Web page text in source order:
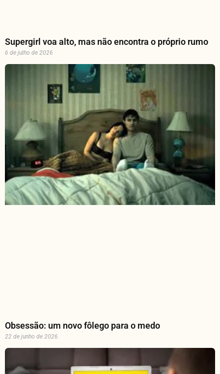
Supergirl voa alto, mas não encontra o próprio rumo
6 de julho de 2026
Obsessão: um novo fôlego para o medo
22 de junho de 2026